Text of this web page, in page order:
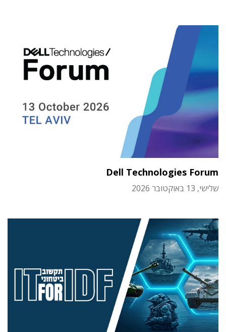
Dell Technologies Forum
שלישי, 13 באוקטובר 2026